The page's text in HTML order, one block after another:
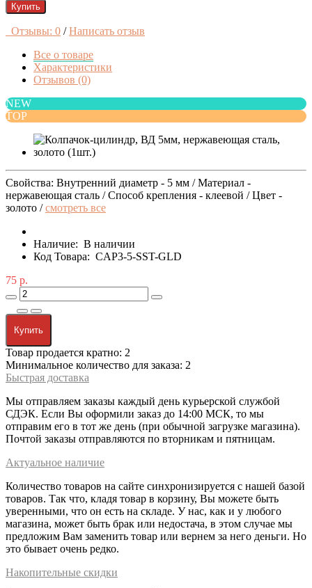
Купить
Отзывы: 0 / Написать отзыв
Все о товаре
Характеристики
Отзывов (0)
NEW
TOP
Свойства: Внутренний диаметр - 5 мм / Материал -
нержавеющая сталь / Способ крепления - клеевой / Цвет -
золото /смотреть все
Наличие: В наличии
Код Товара: CAP3-5-SST-GLD
75 р.
Купить
Товар продается кратно: 2
Минимальное количество для заказа: 2
Быстрая доставка
Мы отправляем заказы каждый день курьерской службой
СДЭК. Если Вы оформили заказ до 14:00 МСК, то мы
отправим его в тот же день (при обычной загрузке магазина).
Почтой заказы отправляются по вторникам и пятницам.
Актуальное наличие
Количество товаров на сайте синхронизируется с нашей базой
товаров. Так что, кладя товар в корзину, Вы можете быть
уверенными, что он есть на складе. У нас, как и у любого
магазина, может быть брак или недостача, в этом случае мы
предложим Вам заменить товар или вернем за него деньги. Но
это бывает очень редко.
Накопительные скидки